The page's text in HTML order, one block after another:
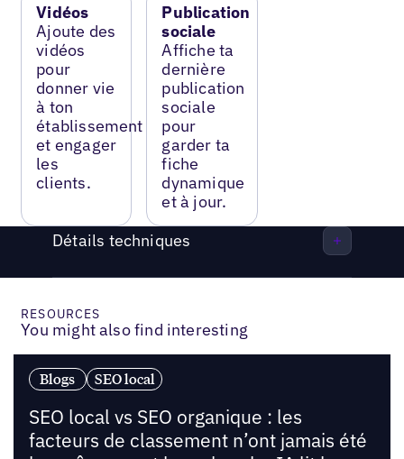
Vidéos
Ajoute des
vidéos
pour
donner vie
à ton
établissement
et engager
les
clients.
Publication
sociale
Affiche ta
dernière
publication
sociale
pour
garder ta
fiche
dynamique
et à jour.
Détails techniques
RESOURCES
You might also find interesting
Blogs SEO local
SEO local vs SEO organique : les
facteurs de classement n’ont jamais été